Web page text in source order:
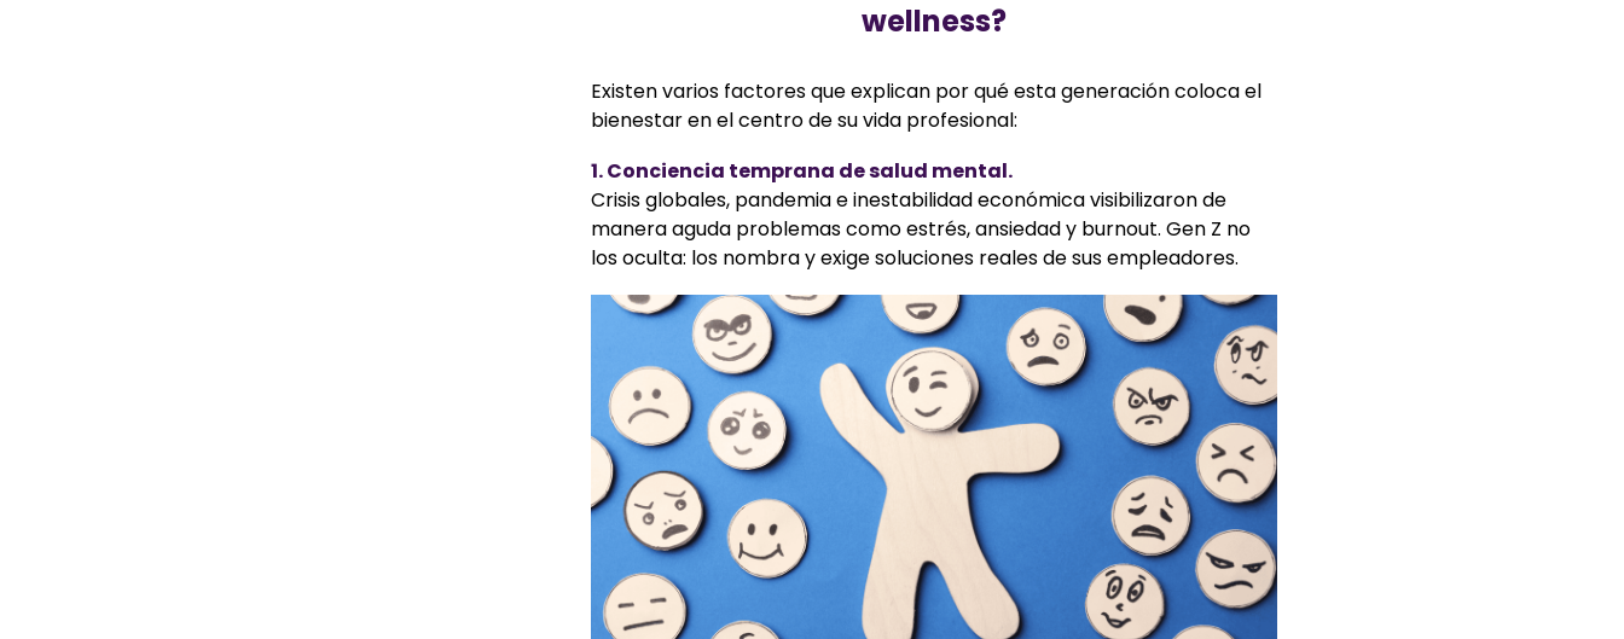
wellness?
Existen varios factores que explican por qué esta generación coloca el
bienestar en el centro de su vida profesional:
1. Conciencia temprana de salud mental.
Crisis globales, pandemia e inestabilidad económica visibilizaron de
manera aguda problemas como estrés, ansiedad y burnout. Gen Z no
los oculta: los nombra y exige soluciones reales de sus empleadores.